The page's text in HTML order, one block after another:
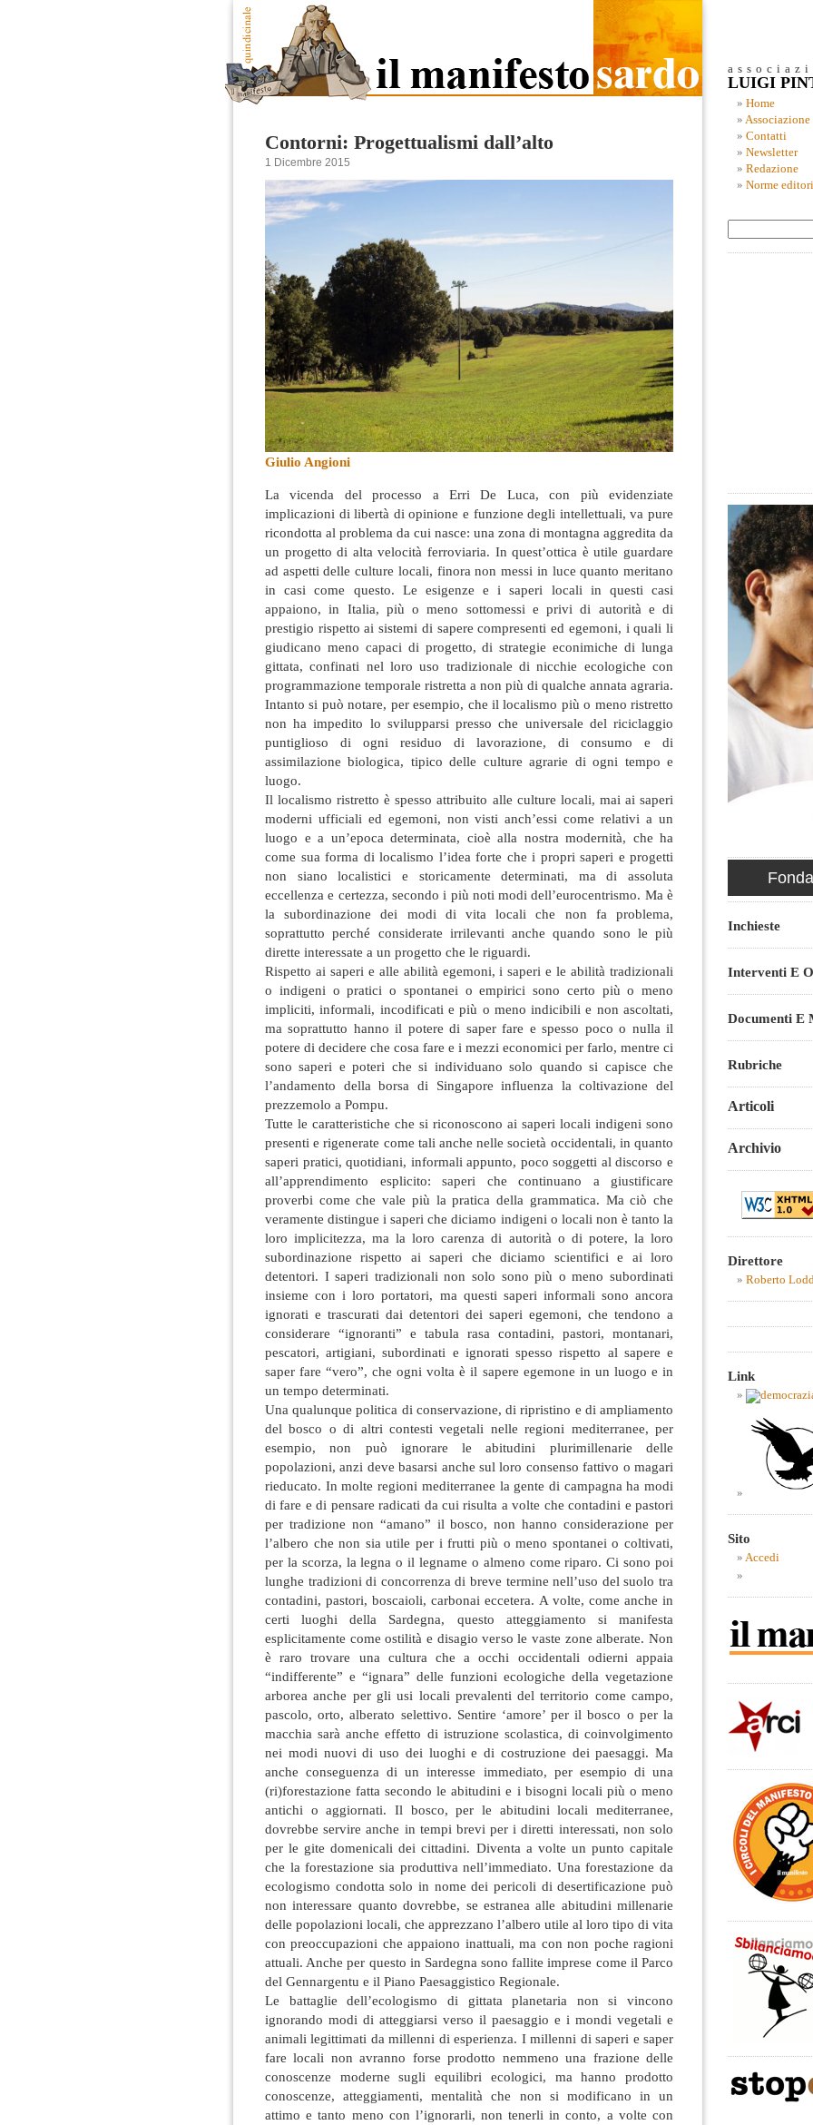
Contorni: Progettualismi dall’alto
1 Dicembre 2015
Giulio Angioni
La vicenda del processo a Erri De Luca, con più evidenziate
implicazioni di libertà di opinione e funzione degli intellettuali, va pure
ricondotta al problema da cui nasce: una zona di montagna aggredita da
un progetto di alta velocità ferroviaria. In quest’ottica è utile guardare
ad aspetti delle culture locali, finora non messi in luce quanto meritano
in casi come questo. Le esigenze e i saperi locali in questi casi
appaiono, in Italia, più o meno sottomessi e privi di autorità e di
prestigio rispetto ai sistemi di sapere compresenti ed egemoni, i quali li
giudicano meno capaci di progetto, di strategie econimiche di lunga
gittata, confinati nel loro uso tradizionale di nicchie ecologiche con
programmazione temporale ristretta a non più di qualche annata agraria.
Intanto si può notare, per esempio, che il localismo più o meno ristretto
non ha impedito lo svilupparsi presso che universale del riciclaggio
puntiglioso di ogni residuo di lavorazione, di consumo e di
assimilazione biologica, tipico delle culture agrarie di ogni tempo e
luogo.
Il localismo ristretto è spesso attribuito alle culture locali, mai ai saperi
moderni ufficiali ed egemoni, non visti anch’essi come relativi a un
luogo e a un’epoca determinata, cioè alla nostra modernità, che ha
come sua forma di localismo l’idea forte che i propri saperi e progetti
non siano localistici e storicamente determinati, ma di assoluta
eccellenza e certezza, secondo i più noti modi dell’eurocentrismo. Ma è
la subordinazione dei modi di vita locali che non fa problema,
soprattutto perché considerate irrilevanti anche quando sono le più
dirette interessate a un progetto che le riguardi.
Rispetto ai saperi e alle abilità egemoni, i saperi e le abilità tradizionali
o indigeni o pratici o spontanei o empirici sono certo più o meno
impliciti, informali, incodificati e più o meno indicibili e non ascoltati,
ma soprattutto hanno il potere di saper fare e spesso poco o nulla il
potere di decidere che cosa fare e i mezzi economici per farlo, mentre ci
sono saperi e poteri che si individuano solo quando si capisce che
l’andamento della borsa di Singapore influenza la coltivazione del
prezzemolo a Pompu.
Tutte le caratteristiche che si riconoscono ai saperi locali indigeni sono
presenti e rigenerate come tali anche nelle società occidentali, in quanto
saperi pratici, quotidiani, informali appunto, poco soggetti al discorso e
all’apprendimento esplicito: saperi che continuano a giustificare
proverbi come che vale più la pratica della grammatica. Ma ciò che
veramente distingue i saperi che diciamo indigeni o locali non è tanto la
loro implicitezza, ma la loro carenza di autorità o di potere, la loro
subordinazione rispetto ai saperi che diciamo scientifici e ai loro
detentori. I saperi tradizionali non solo sono più o meno subordinati
insieme con i loro portatori, ma questi saperi informali sono ancora
ignorati e trascurati dai detentori dei saperi egemoni, che tendono a
considerare “ignoranti” e tabula rasa contadini, pastori, montanari,
pescatori, artigiani, subordinati e ignorati spesso rispetto al sapere e
saper fare “vero”, che ogni volta è il sapere egemone in un luogo e in
un tempo determinati.
Una qualunque politica di conservazione, di ripristino e di ampliamento
del bosco o di altri contesti vegetali nelle regioni mediterranee, per
esempio, non può ignorare le abitudini plurimillenarie delle
popolazioni, anzi deve basarsi anche sul loro consenso fattivo o magari
rieducato. In molte regioni mediterranee la gente di campagna ha modi
di fare e di pensare radicati da cui risulta a volte che contadini e pastori
per tradizione non “amano” il bosco, non hanno considerazione per
l’albero che non sia utile per i frutti più o meno spontanei o coltivati,
per la scorza, la legna o il legname o almeno come riparo. Ci sono poi
lunghe tradizioni di concorrenza di breve termine nell’uso del suolo tra
contadini, pastori, boscaioli, carbonai eccetera. A volte, come anche in
certi luoghi della Sardegna, questo atteggiamento si manifesta
esplicitamente come ostilità e disagio verso le vaste zone alberate. Non
è raro trovare una cultura che a occhi occidentali odierni appaia
“indifferente” e “ignara” delle funzioni ecologiche della vegetazione
arborea anche per gli usi locali prevalenti del territorio come campo,
pascolo, orto, alberato selettivo. Sentire ‘amore’ per il bosco o per la
macchia sarà anche effetto di istruzione scolastica, di coinvolgimento
nei modi nuovi di uso dei luoghi e di costruzione dei paesaggi. Ma
anche conseguenza di un interesse immediato, per esempio di una
(ri)forestazione fatta secondo le abitudini e i bisogni locali più o meno
antichi o aggiornati. Il bosco, per le abitudini locali mediterranee,
dovrebbe servire anche in tempi brevi per i diretti interessati, non solo
per le gite domenicali dei cittadini. Diventa a volte un punto capitale
che la forestazione sia produttiva nell’immediato. Una forestazione da
ecologismo condotta solo in nome dei pericoli di desertificazione può
non interessare quanto dovrebbe, se estranea alle abitudini millenarie
delle popolazioni locali, che apprezzano l’albero utile al loro tipo di vita
con preoccupazioni che appaiono inattuali, ma con non poche ragioni
attuali. Anche per questo in Sardegna sono fallite imprese come il Parco
del Gennargentu e il Piano Paesaggistico Regionale.
Le battaglie dell’ecologismo di gittata planetaria non si vincono
ignorando modi di atteggiarsi verso il paesaggio e i mondi vegetali e
animali legittimati da millenni di esperienza. I millenni di saperi e saper
fare locali non avranno forse prodotto nemmeno una frazione delle
conoscenze moderne sugli equilibri ecologici, ma hanno prodotto
conoscenze, atteggiamenti, mentalità che non si modificano in un
attimo e tanto meno con l’ignorarli, non tenerli in conto, a volte con
LUIGI
Home
Associazione
Contatti
Newsletter
Redazione
Norme
Inchieste
Interventi E
Documenti E
Rubriche
Articoli
Archivio
Direttore
Roberto
Link
Sito
Accedi